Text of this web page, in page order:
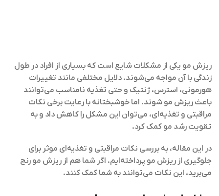
ریزش مو یکی از مشکلات شایع است که بسیاری از افراد در طول
زندگی با آن مواجه می‌شوند. دلایل مختلفی مانند تغییرات
هورمونی، استرس، ژنتیک و حتی تغذیه نامناسب می‌توانند
باعث ریزش مو شوند. اما خوشبختانه با رعایت برخی نکات
مراقبتی و تغذیه‌ای، می‌توان این مشکل را کاهش داد و به
تقویت رشد مو کمک کرد.
در این مقاله، به بررسی نکات مراقبتی و تغذیه‌ای موثر برای
جلوگیری از ریزش مو پرداخته‌ایم. اگر شما هم از ریزش مو رنج
می‌برید، این نکات می‌توانند به شما کمک کنند.